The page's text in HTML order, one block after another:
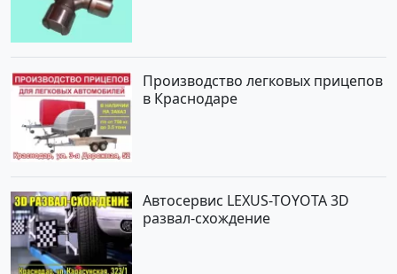
Производство легковых прицепов
в Краснодаре
Автосервис LEXUS-TOYOTA 3D
развал-схождение